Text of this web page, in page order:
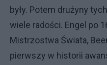
były. Potem drużyny
wiele radości. Engel po
Mistrzostwa Świata,
pierwszy w historii